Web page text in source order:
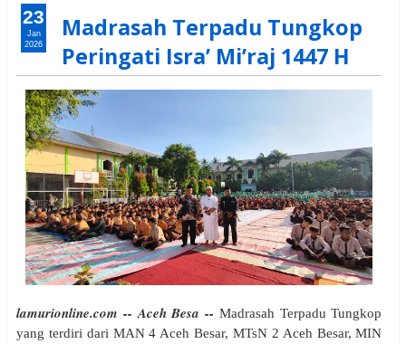
Madrasah Terpadu Tungkop
Peringati Isra’ Mi’raj 1447 H
lamurionline.com -- Aceh Besa -- Madrasah Terpadu Tungkop
yang terdiri dari MAN 4 Aceh Besar, MTsN 2 Aceh Besar, MIN
23
Jan
2026